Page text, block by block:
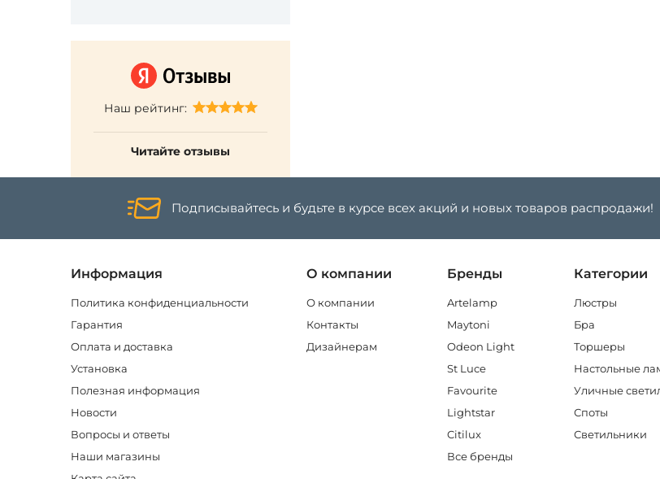
Наш рейтинг:
Читайте отзывы
Подписывайтесь и будьте в курсе всех акций и новых товаров распродажи!
Информация
Политика конфиденциальности
Гарантия
Оплата и доставка
Установка
Полезная информация
Новости
Вопросы и ответы
Наши магазины
О компании
О компании
Контакты
Дизайнерам
Бренды
Artelamp
Maytoni
Odeon Light
St Luce
Favourite
Lightstar
Citilux
Все бренды
Категории
Люстры
Бра
Торшеры
Настольные
Уличные
Споты
Светильники